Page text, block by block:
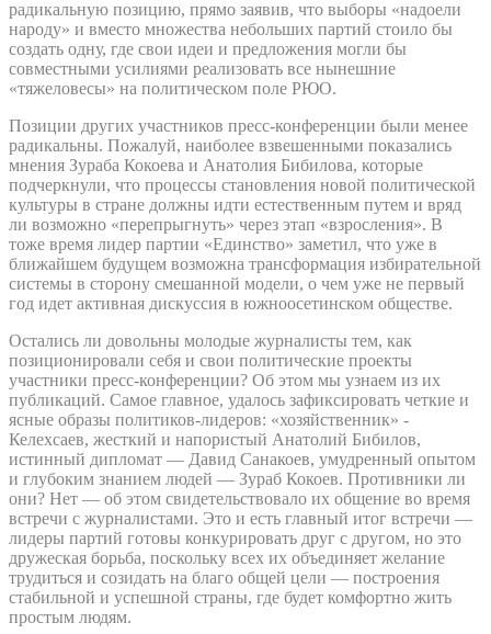
радикальную позицию, прямо заявив, что выборы «надоели
народу» и вместо множества небольших партий стоило бы
создать одну, где свои идеи и предложения могли бы
совместными усилиями реализовать все нынешние
«тяжеловесы» на политическом поле РЮО.
Позиции других участников пресс-конференции были менее
радикальны. Пожалуй, наиболее взвешенными показались
мнения Зураба Кокоева и Анатолия Бибилова, которые
подчеркнули, что процессы становления новой политической
культуры в стране должны идти естественным путем и вряд
ли возможно «перепрыгнуть» через этап «взросления». В
тоже время лидер партии «Единство» заметил, что уже в
ближайшем будущем возможна трансформация избирательной
системы в сторону смешанной модели, о чем уже не первый
год идет активная дискуссия в южноосетинском обществе.
Остались ли довольны молодые журналисты тем, как
позиционировали себя и свои политические проекты
участники пресс-конференции? Об этом мы узнаем из их
публикаций. Самое главное, удалось зафиксировать четкие и
ясные образы политиков-лидеров: «хозяйственник» -
Келехсаев, жесткий и напористый Анатолий Бибилов,
истинный дипломат — Давид Санакоев, умудренный опытом
и глубоким знанием людей — Зураб Кокоев. Противники ли
они? Нет — об этом свидетельствовало их общение во время
встречи с журналистами. Это и есть главный итог встречи —
лидеры партий готовы конкурировать друг с другом, но это
дружеская борьба, поскольку всех их объединяет желание
трудиться и созидать на благо общей цели — построения
стабильной и успешной страны, где будет комфортно жить
простым людям.